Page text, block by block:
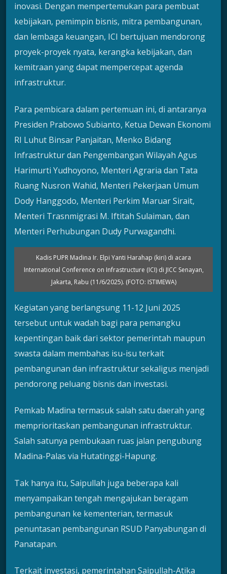
inovasi. Dengan mempertemukan para pembuat
kebijakan, pemimpin bisnis, mitra pembangunan,
dan lembaga keuangan, ICI bertujuan mendorong
proyek-proyek nyata, kerangka kebijakan, dan
kemitraan yang dapat mempercepat agenda
infrastruktur.
Para pembicara dalam pertemuan ini, di antaranya
Presiden Prabowo Subianto, Ketua Dewan Ekonomi
RI Luhut Binsar Panjaitan, Menko Bidang
Infrastruktur dan Pengembangan Wilayah Agus
Harimurti Yudhoyono, Menteri Agraria dan Tata
Ruang Nusron Wahid, Menteri Pekerjaan Umum
Dody Hanggodo, Menteri Perkim Maruar Sirait,
Menteri Trasnmigrasi M. Iftitah Sulaiman, dan
Menteri Perhubungan Dudy Purwagandhi.
Kadis PUPR Madina Ir. Elpi Yanti Harahap (kiri) di acara
International Conference on Infrastructure (ICI) di JICC Senayan,
Jakarta, Rabu (11/6/2025). (FOTO: ISTIMEWA)
Kegiatan yang berlangsung 11-12 Juni 2025
tersebut untuk wadah bagi para pemangku
kepentingan baik dari sektor pemerintah maupun
swasta dalam membahas isu-isu terkait
pembangunan dan infrastruktur sekaligus menjadi
pendorong peluang bisnis dan investasi.
Pemkab Madina termasuk salah satu daerah yang
memprioritaskan pembangunan infrastruktur.
Salah satunya pembukaan ruas jalan pengubung
Madina-Palas via Hutatinggi-Hapung.
Tak hanya itu, Saipullah juga beberapa kali
menyampaikan tengah mengajukan beragam
pembangunan ke kementerian, termasuk
penuntasan pembangunan RSUD Panyabungan di
Panatapan.
Terkait investasi, pemerintahan Saipullah-Atika